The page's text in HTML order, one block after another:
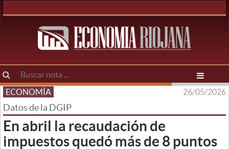
ECONOMÍA 26/05/2026
Datos de la DGIP
En abril la recaudación de
impuestos quedó más de 8 puntos